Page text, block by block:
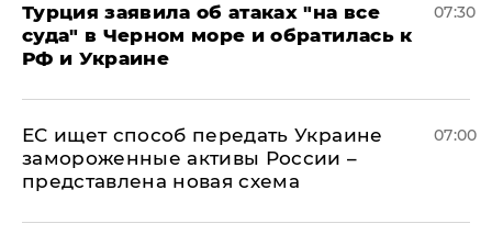
Турция заявила об атаках "на все
суда" в Черном море и обратилась к
РФ и Украине
07:30
ЕС ищет способ передать Украине
замороженные активы России –
представлена новая схема
07:00